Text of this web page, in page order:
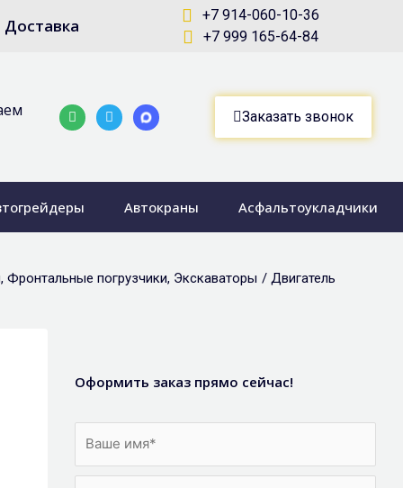
Доставка
+7 914-060-10-36
+7 999 165-64-84
WhatsappTelegram-
plane Заказать звонок
Автокраны Асфальтоукладчики
, Фронтальные погрузчики, Экскаваторы / Двигатель
Оформить заказ прямо сейчас!